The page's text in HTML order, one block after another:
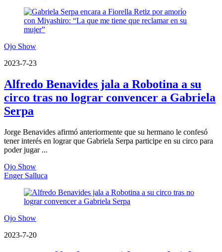
Ojo Show
2023-7-23
Alfredo Benavides jala a Robotina a su
circo tras no lograr convencer a Gabriela
Serpa
Jorge Benavides afirmó anteriormente que su hermano le confesó
tener interés en lograr que Gabriela Serpa participe en su circo para
poder jugar ...
Ojo Show
Enger Salluca
Ojo Show
2023-7-20